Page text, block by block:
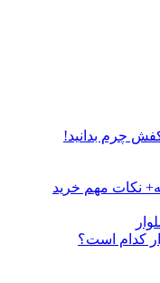
چرم بدانید!
نکات مهم خرید
کدام است؟